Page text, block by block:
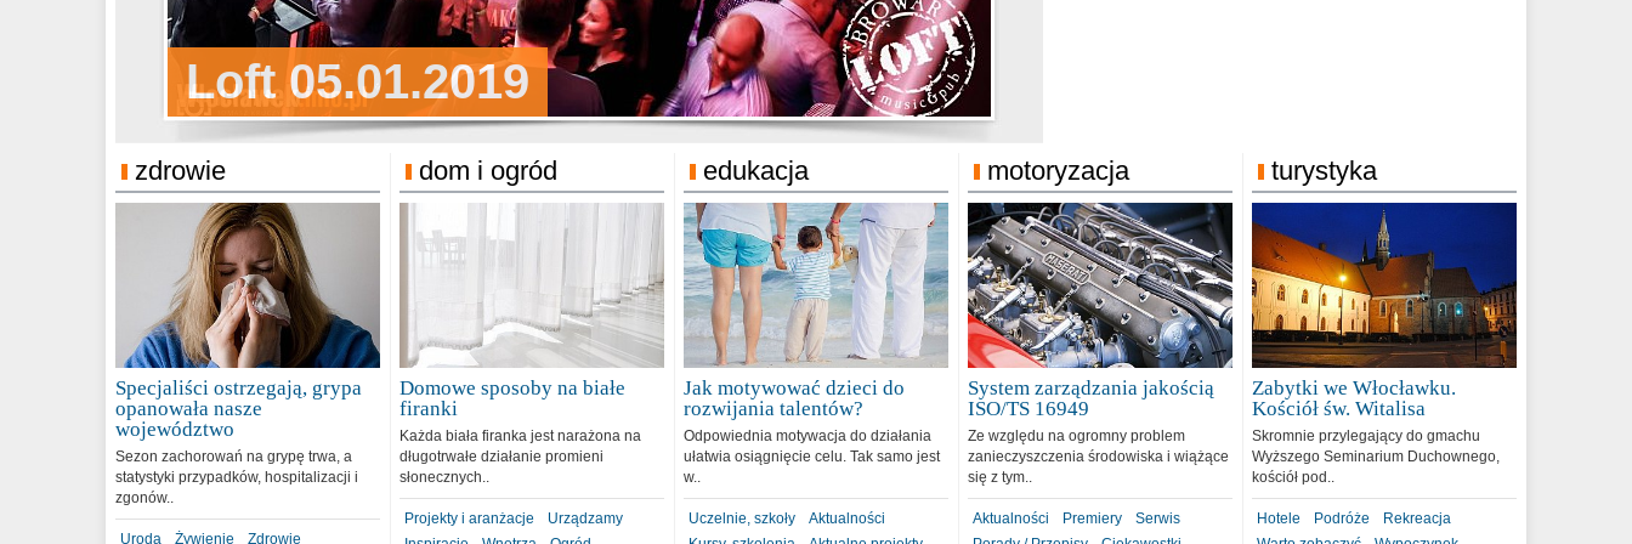
Loft 05.01.2019
Sylwester Podgrodzie 31.12.2018
Sylwester Pensjonat Michelin
31.12.2018
zdrowie
Specjaliści ostrzegają, grypa
opanowała nasze
województwo
Sezon zachorowań na grypę trwa, a
statystyki przypadków, hospitalizacji i
zgonów..
Uroda Żywienie Zdrowie
dom i ogród
Domowe sposoby na białe
firanki
Każda biała firanka jest narażona na
długotrwałe działanie promieni
słonecznych..
Projekty i aranżacje
Urządzamy
edukacja
Jak motywować dzieci do
rozwijania talentów?
Odpowiednia motywacja do działania
ułatwia osiągnięcie celu. Tak samo jest
w..
Uczelnie, szkoły
Aktualności
motoryzacja
System zarządzania jakością
ISO/TS 16949
Ze względu na ogromny problem
zanieczyszczenia środowiska i wiążące
się z tym..
Aktualności Premiery
Serwis
turystyka
Zabytki we Włocławku.
Kościół św. Witalisa
Skromnie przylegający do gmachu
Wyższego Seminarium Duchownego,
kościół pod..
Hotele Podróże
Rekreacja